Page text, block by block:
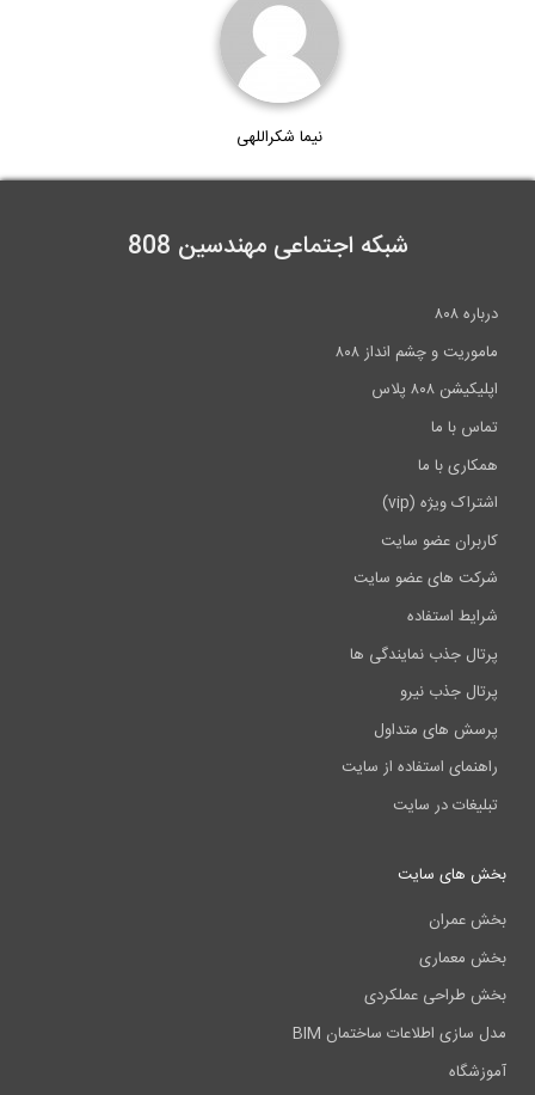
بخشی از فیلم آموزشی آشنایی مقدماتی با...
بخشی از پکیج طراحی عملکردی و بهسازی...
نیما شکراللهی
شبکه اجتماعی مهندسین 808
درباره ۸۰۸
ماموریت و چشم انداز ۸۰۸
اپلیکیشن ۸۰۸ پلاس
تماس با ما
همکاری با ما
اشتراک ویژه (vip)
کاربران عضو سایت
شرکت های عضو سایت
شرایط استفاده
پرتال جذب نمایندگی ها
پرتال جذب نیرو
پرسش های متداول
راهنمای استفاده از سایت
تبلیغات در سایت
بخش های سایت
بخش عمران
بخش معماری
بخش طراحی عملکردی
مدل سازی اطلاعات ساختمان BIM
آموزشگاه